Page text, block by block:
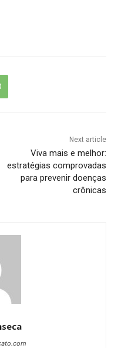
Next article
Viva mais e melhor:
estratégias comprovadas
para prevenir doenças
crônicas